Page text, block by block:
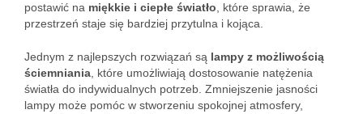
postawić na miękkie i ciepłe światło , które sprawia, że
przestrzeń staje się bardziej przytulna i kojąca.
Jednym z najlepszych rozwiązań są lampy z możliwością
ściemniania , które umożliwiają dostosowanie natężenia
światła do indywidualnych potrzeb. Zmniejszenie jasności
lampy może pomóc w stworzeniu spokojnej atmosfery,